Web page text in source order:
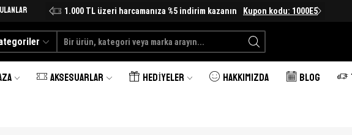
1.000 TL üzeri harcamanıza %5 indirim kazanın Kupon kodu: 1000E5
Search
AKSESUARLAR HEDIYELER HAKKIMIZDA BLOG